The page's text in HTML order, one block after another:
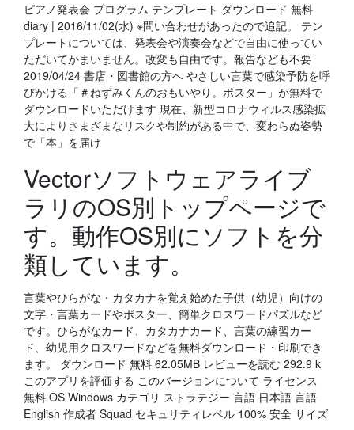
ピアノ発表会 プログラム テンプレート ダウンロード 無料
diary | 2016/11/02(水) ※問い合わせがあったので追記。 テン
プレートについては、発表会や演奏会などで自由に使ってい
ただいてかまいません。改変も自由です。報告なども不要
2019/04/24 書店・図書館の方へ やさしい言葉で感染予防を呼
びかける「＃ねずみくんのおもいやり。ポスター」が無料で
ダウンロードいただけます 現在、新型コロナウィルス感染拡
大によりさまざまなリスクや制約がある中で、変わらぬ姿勢
で「本」を届け
Vectorソフトウェアライブ
ラリのOS別トップページで
す。動作OS別にソフトを分
類しています。
言葉やひらがな・カタカナを覚え始めた子供（幼児）向けの
文字・言葉カードやポスター、簡単クロスワードパズルなど
です。ひらがなカード、カタカナカード、言葉の練習カー
ド、幼児用クロスワードなどを無料ダウンロード・印刷でき
ます。 ダウンロード 無料 62.05MB レビューを読む 292.9 k
このアプリを評価する このバージョンについて ライセンス
無料 OS Windows カテゴリ ストラテジー 言語 日本語 言語
English 作成者 Squad セキュリティレベル 100% 安全 サイズ